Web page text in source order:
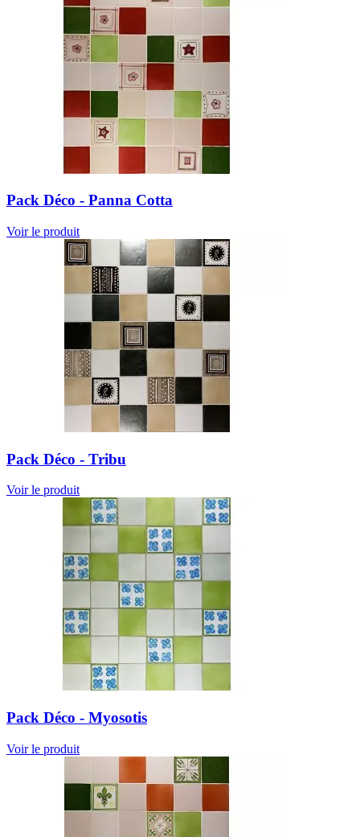
Pack Déco - Panna Cotta
Voir le produit
Pack Déco - Tribu
Voir le produit
Pack Déco - Myosotis
Voir le produit